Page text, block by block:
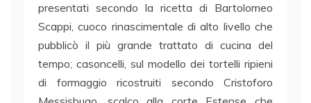
presentati secondo la ricetta di Bartolomeo
Scappi, cuoco rinascimentale di alto livello che
pubblicò il più grande trattato di cucina del
tempo; casoncelli, sul modello dei tortelli ripieni
di formaggio ricostruiti secondo Cristoforo